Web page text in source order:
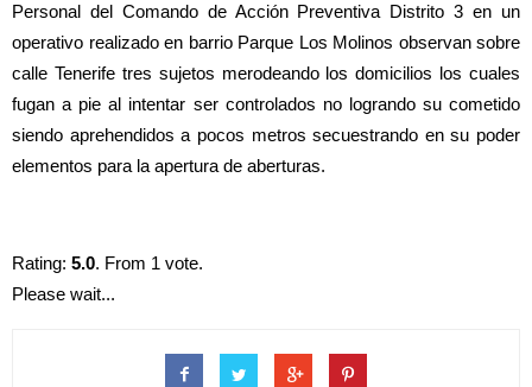
Personal del Comando de Acción Preventiva Distrito 3 en un
operativo realizado en barrio Parque Los Molinos observan sobre
calle Tenerife tres sujetos merodeando los domicilios los cuales
fugan a pie al intentar ser controlados no logrando su cometido
siendo aprehendidos a pocos metros secuestrando en su poder
elementos para la apertura de aberturas.
Rating: 5.0. From 1 vote.
Please wait...